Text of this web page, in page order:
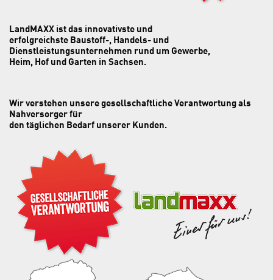
LandMAXX ist das innovativste und
erfolg­reichste Baustoff-, Handels- und
Dienst­­leistungsunternehmen rund um Gewerbe,
Heim, Hof und Garten in Sachsen.
Wir verstehen unsere gesellschaftliche Verantwortung als
Nahversorger für
den täglichen Bedarf unserer Kunden.